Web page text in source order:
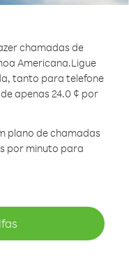
chamadas de
Americana.Ligue
tanto para telefone
apenas 24.0 ¢ por
plano de chamadas
por minuto para